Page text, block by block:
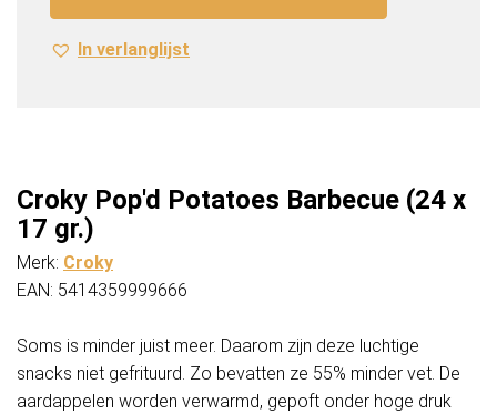
Barbecue
(24 In verlanglijst
Croky Pop'd Potatoes Barbecue (24 x
17 gr.)
Merk: Croky
EAN: 5414359999666
Soms is minder juist meer. Daarom zijn deze luchtige
snacks niet gefrituurd. Zo bevatten ze 55% minder vet. De
aardappelen worden verwarmd, gepoft onder hoge druk